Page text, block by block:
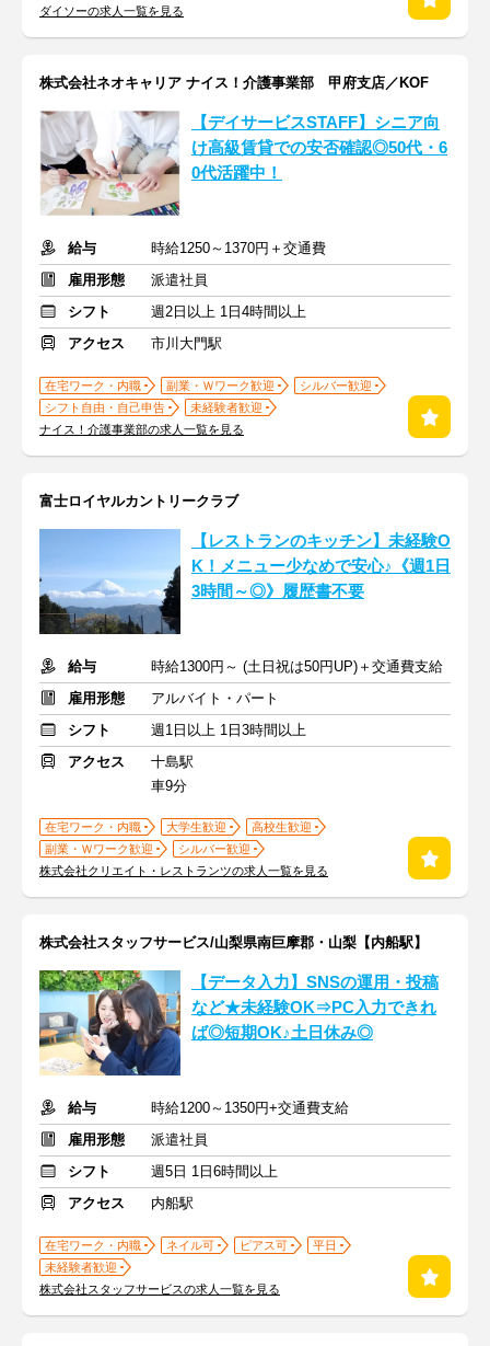
ダイソーの求人一覧を見る
株式会社ネオキャリア ナイス！介護事業部 甲府支店／KOF
【デイサービスSTAFF】シニア向
け高級賃貸での安否確認◎50代・6
0代活躍中！
給与
時給1250～1370円＋交通費
雇用形態
派遣社員
シフト
週2日以上 1日4時間以上
アクセス
市川大門駅
在宅ワーク・内職 副業・Ｗワーク歓迎
シルバー歓迎
シフト自由・自己申告
未経験者歓迎
ナイス！介護事業部の求人一覧を見る
富士ロイヤルカントリークラブ
【レストランのキッチン】未経験O
K！メニュー少なめで安心♪《週1日
3時間～◎》履歴書不要
給与
時給1300円～ (土日祝は50円UP)＋交通費支給
雇用形態
アルバイト・パート
シフト
週1日以上 1日3時間以上
アクセス
十島駅
車9分
在宅ワーク・内職 大学生歓迎
高校生歓迎
副業・Ｗワーク歓迎
シルバー歓迎
株式会社クリエイト・レストランツの求人一覧を見る
株式会社スタッフサービス/山梨県南巨摩郡・山梨【内船駅】
【データ入力】SNSの運用・投稿
など★未経験OK⇒PC入力できれ
ば◎短期OK♪土日休み◎
給与
時給1200～1350円+交通費支給
雇用形態
派遣社員
シフト
週5日 1日6時間以上
アクセス
内船駅
在宅ワーク・内職 ネイル可 ピアス可
平日
未経験者歓迎
株式会社スタッフサービスの求人一覧を見る